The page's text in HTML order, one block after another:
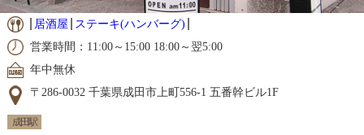
居酒屋
ステーキ(ハンバーグ)
営業時間：11:00～15:00 18:00～翌5:00
年中無休
〒286-0032 千葉県成田市上町556-1 五番幹ビル1F
成田駅